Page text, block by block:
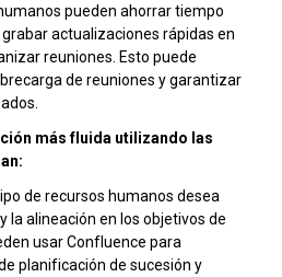
pueden ahorrar tiempo
actualizaciones rápidas en
reuniones. Esto puede
de reuniones y garantizar
más fluida utilizando las
de recursos humanos desea
la alineación en los objetivos de
usar Confluence para
planificación de sucesión y